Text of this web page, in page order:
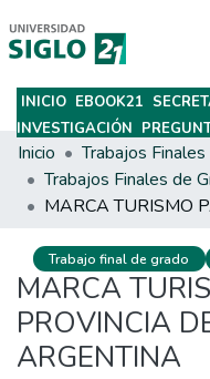
Subir
INICIO EBOOK21
INVESTIGACIÓN
Inicio
Trabajos Finales de
Trabajo final de grado
MARCA
PROVINCIA
ARGENTINA